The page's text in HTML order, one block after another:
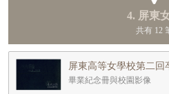
4. 屏東
共有 12
屏東高等女學校第二回
畢業紀念冊與校園影像